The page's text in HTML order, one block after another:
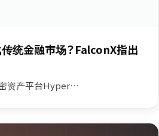
统金融市场？FalconX指出
资产平台Hyper…